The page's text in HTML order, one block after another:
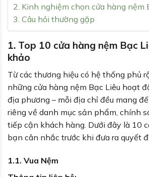
2. Kinh nghiệm chọn cửa hàng nệm
3. Câu hỏi thường gặp
1. Top 10 cửa hàng nệm Bạc
khảo
Từ các thương hiệu có hệ thống phủ
những cửa hàng nệm Bạc Liêu hoạt
địa phương – mỗi địa chỉ đều mang
riêng về danh mục sản phẩm, chính
tiếp cận khách hàng. Dưới đây là 10
bạn cân nhắc trước khi đưa ra quyết
1.1. Vua Nệm